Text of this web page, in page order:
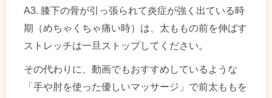
A3. 膝下の骨が引っ張られて炎症が強く出ている時
期（めちゃくちゃ痛い時）は、太ももの前を伸ばす
ストレッチは一旦ストップしてください。
その代わりに、動画でもおすすめしているような
「手や肘を使った優しいマッサージ」で前太ももを